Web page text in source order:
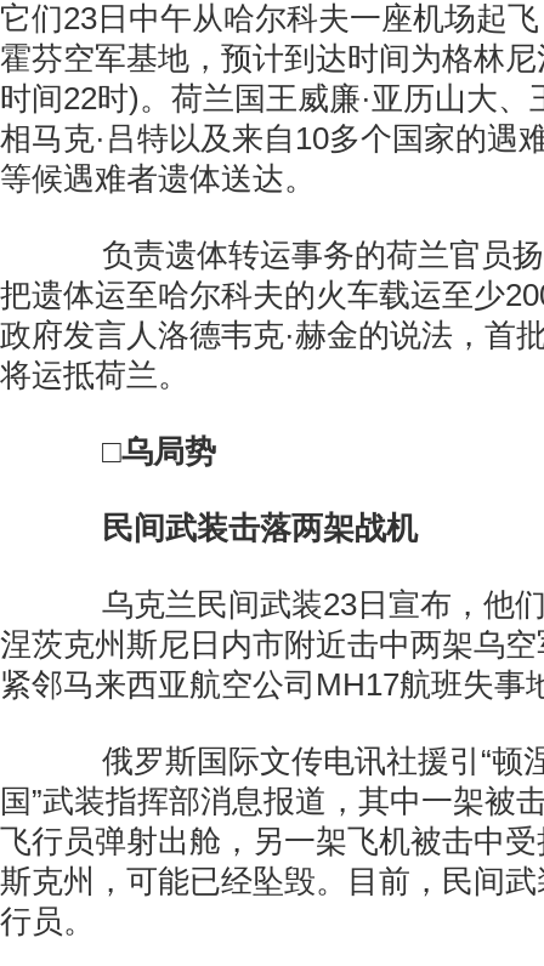
它们23日中午从哈尔科夫一座机场起
霍芬空军基地，预计到达时间为格林
时间22时)。荷兰国王威廉·亚历山大
相马克·吕特以及来自10多个国家的遇
等候遇难者遗体送达。
负责遗体转运事务的荷兰官员扬
把遗体运至哈尔科夫的火车载运至少
政府发言人洛德韦克·赫金的说法，首
将运抵荷兰。
□乌局势
民间武装击落两架战机
乌克兰民间武装23日宣布，他们
涅茨克州斯尼日内市附近击中两架乌
紧邻马来西亚航空公司MH17航班失事
俄罗斯国际文传电讯社援引“顿
国”武装指挥部消息报道，其中一架被
飞行员弹射出舱，另一架飞机被击中
斯克州，可能已经坠毁。目前，民间
行员。